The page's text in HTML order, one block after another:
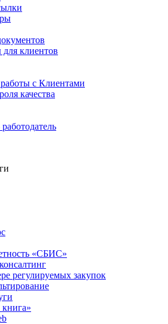
клиентов
с Клиентами
качества
«СБИС»
регулируемых закупок